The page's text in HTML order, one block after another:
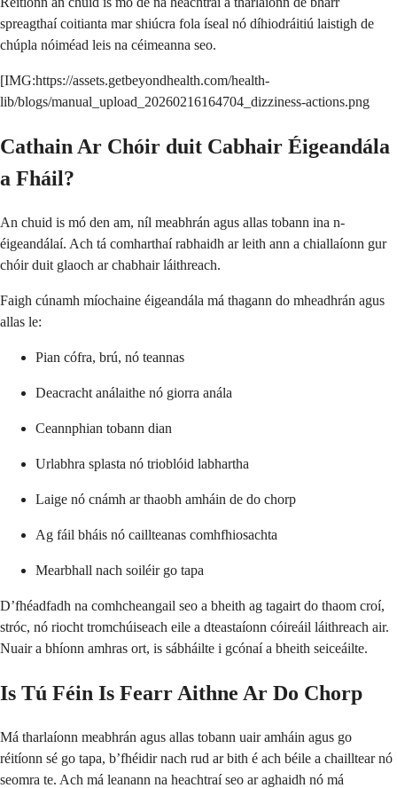
spreagthaí coitianta mar shiúcra fola íseal nó díhiodráitiú laistigh de
chúpla nóiméad leis na céimeanna seo.
[IMG:https://assets.getbeyondhealth.com/health-
lib/blogs/manual_upload_20260216164704_dizziness-actions.png
Cathain Ar Chóir duit Cabhair Éigeandála
a Fháil?
An chuid is mó den am, níl meabhrán agus allas tobann ina n-
éigeandálaí. Ach tá comharthaí rabhaidh ar leith ann a chiallaíonn gur
chóir duit glaoch ar chabhair láithreach.
Faigh cúnamh míochaine éigeandála má thagann do mheadhrán agus
allas le:
Pian cófra, brú, nó teannas
Deacracht análaithe nó giorra anála
Ceannphian tobann dian
Urlabhra splasta nó trioblóid labhartha
Laige nó cnámh ar thaobh amháin de do chorp
Ag fáil bháis nó caillteanas comhfhiosachta
Mearbhall nach soiléir go tapa
D’fhéadfadh na comhcheangail seo a bheith ag tagairt do thaom croí,
stróc, nó riocht tromchúiseach eile a dteastaíonn cóireáil láithreach air.
Nuair a bhíonn amhras ort, is sábháilte i gcónaí a bheith seiceáilte.
Is Tú Féin Is Fearr Aithne Ar Do Chorp
Má tharlaíonn meabhrán agus allas tobann uair amháin agus go
réitíonn sé go tapa, b’fhéidir nach rud ar bith é ach béile a chailltear nó
seomra te. Ach má leanann na heachtraí seo ar aghaidh nó má